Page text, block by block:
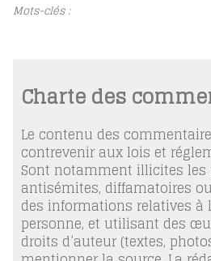
Mots-clés :
Charte des
Le contenu des
contrevenir aux lois et
Sont notamment illicites les
antisémites, diffamatoires
des informations relatives à
personne, et utilisant des
droits d’auteur (textes,